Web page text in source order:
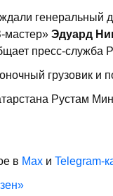
мастер» Эдуард
пресс-служба
Рустам
в Max и Telegram-